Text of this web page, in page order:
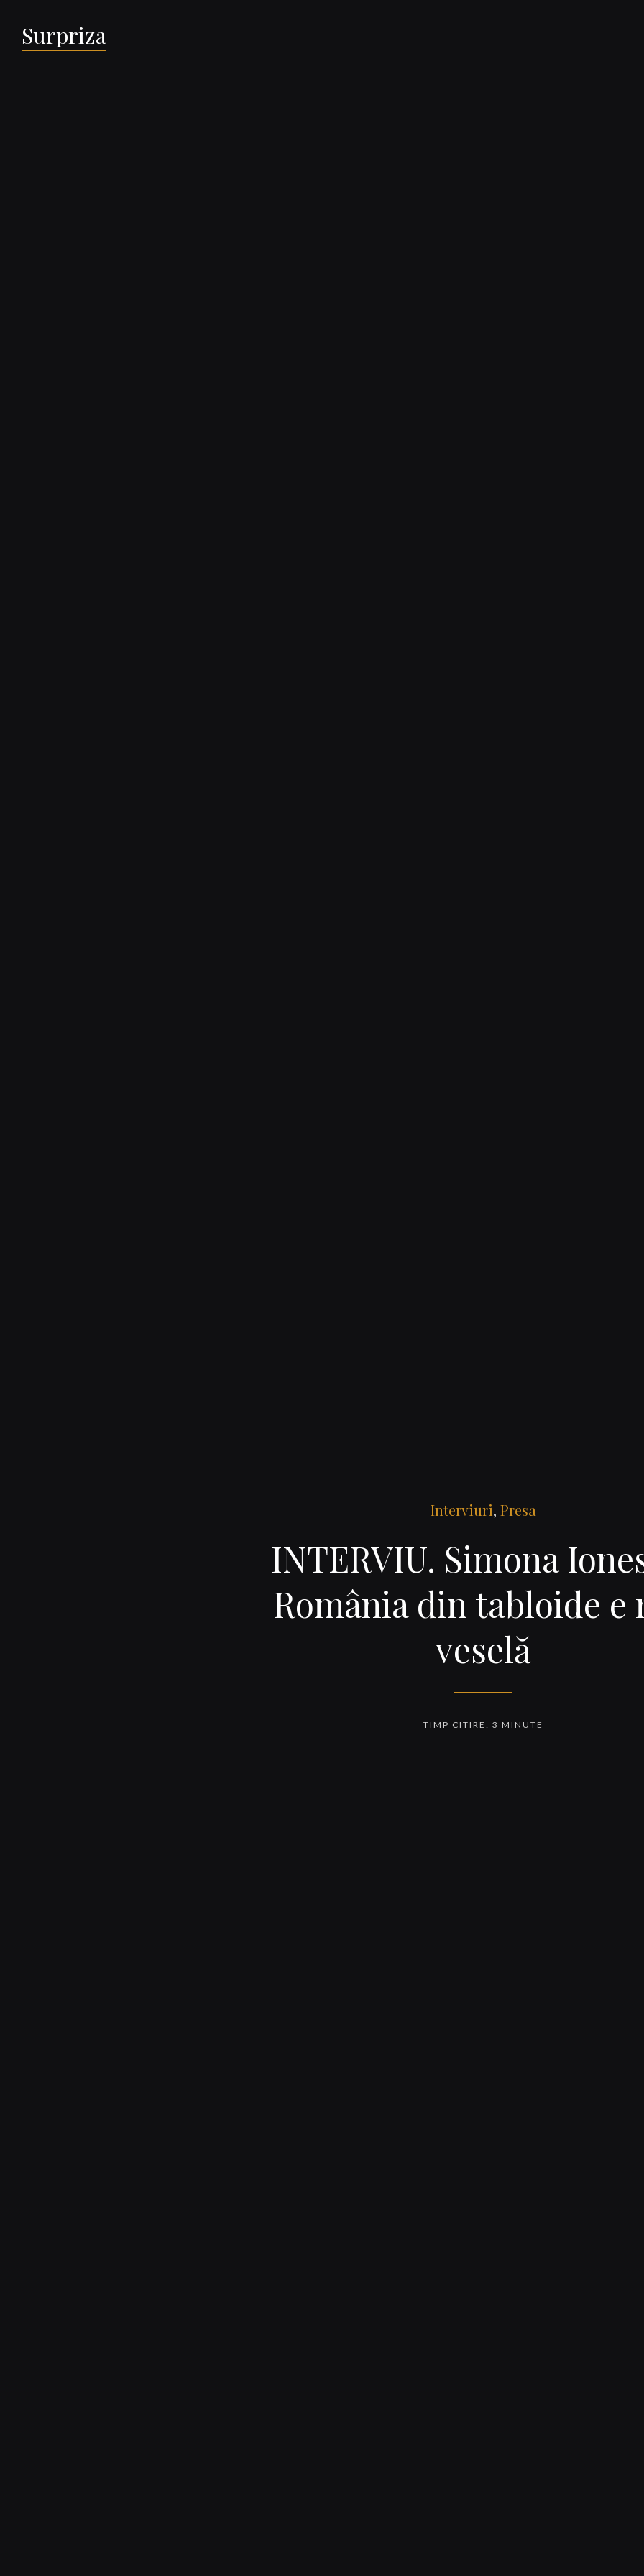
Surpriza
Interviuri, Presa
INTERVIU. Simona
România din tabloide e
veselă
TIMP CITIRE: 3 MINUTE